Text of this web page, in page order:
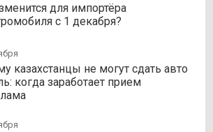
для импортёра
с 1 декабря?
казахстанцы не могут сдать авто
когда заработает прием